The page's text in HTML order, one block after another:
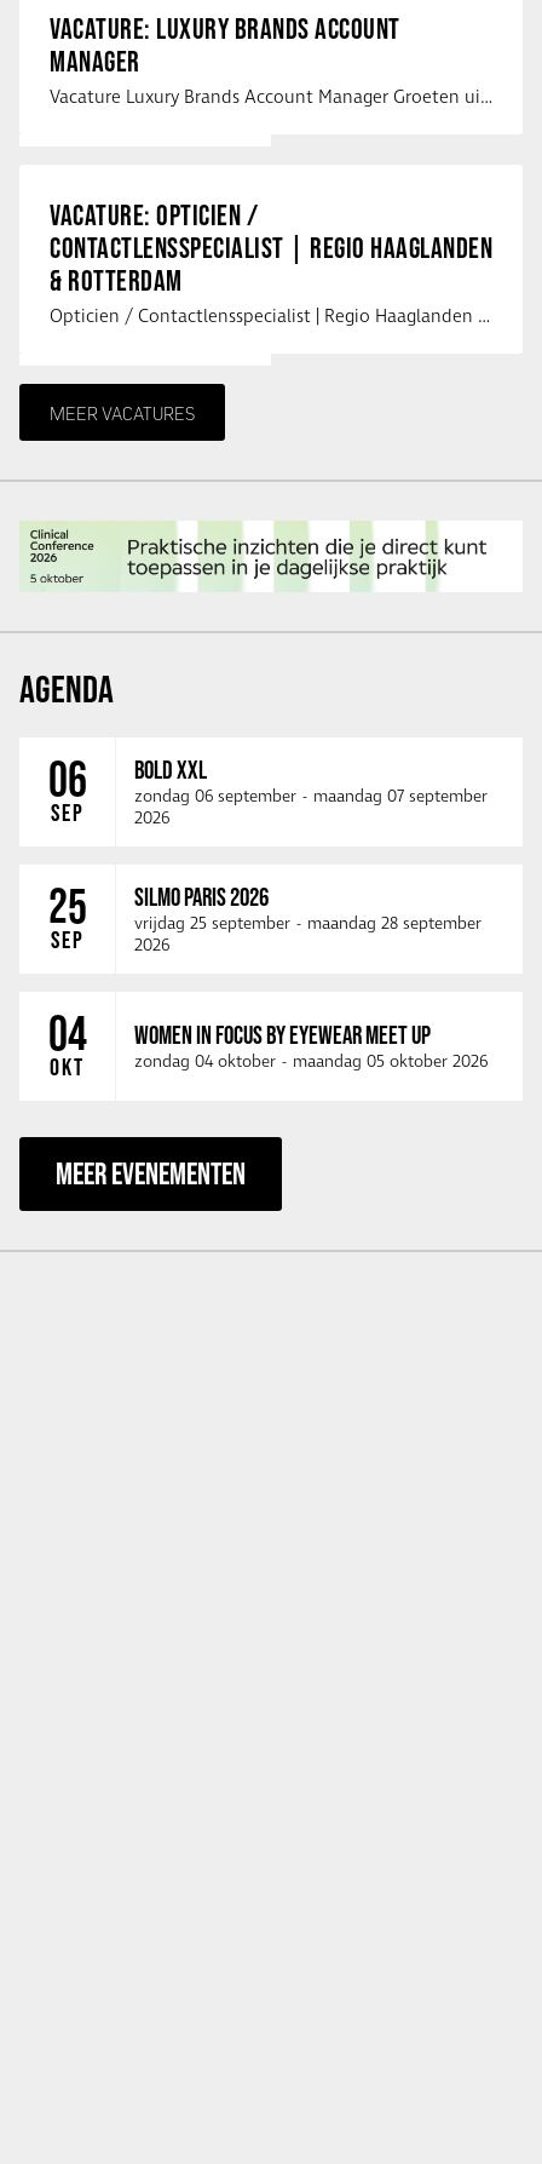
VACATURE: LUXURY BRANDS ACCOUNT
MANAGER
Vacature Luxury Brands Account Manager Groeten uit Spanje! Vanaf mijn …
VACATURE: OPTICIEN /
CONTACTLENSSPECIALIST | REGIO HAAGLANDEN
& ROTTERDAM
Opticien / Contactlensspecialist | Regio Haaglanden & Rotterdam Saludos uit …
MEER VACATURES
AGENDA
06
SEP
BOLD XXL
zondag 06 september - maandag 07 september
2026
25
SEP
SILMO PARIS 2026
vrijdag 25 september - maandag 28 september
2026
04
OKT
WOMEN IN FOCUS BY EYEWEAR MEET UP
zondag 04 oktober - maandag 05 oktober 2026
MEER EVENEMENTEN